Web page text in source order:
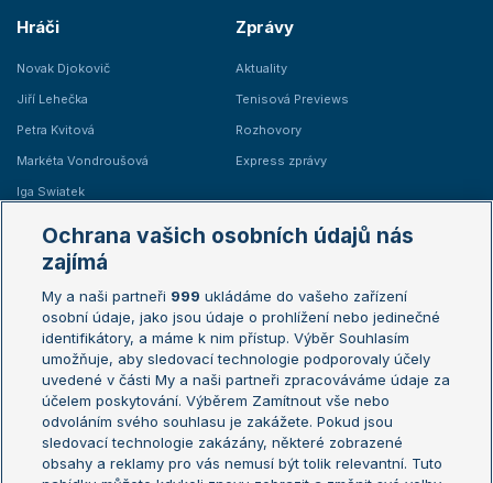
Hráči
Novak Djokovič
Jiří Lehečka
Petra Kvitová
Markéta Vondroušová
Iga Swiatek
Zprávy
Aktuality
Tenisová Previews
Rozhovory
Express zprávy
Žebříčky
Žebříček ATP (muži)
Žebříček WTA (ženy)
Sázkařský žebříček
Australian Open
French Open
Wimbledon
US Open
Turnaj mistrů
Turnaj mistryň
Ochrana vašich osobních údajů nás
zajímá
My a naši partneři 999 ukládáme do vašeho zařízení
osobní údaje, jako jsou údaje o prohlížení nebo jedinečné
identifikátory, a máme k nim přístup. Výběr Souhlasím
umožňuje, aby sledovací technologie podporovaly účely
uvedené v části My a naši partneři zpracováváme údaje za
účelem poskytování. Výběrem Zamítnout vše nebo
odvoláním svého souhlasu je zakážete. Pokud jsou
sledovací technologie zakázány, některé zobrazené
obsahy a reklamy pro vás nemusí být tolik relevantní. Tuto